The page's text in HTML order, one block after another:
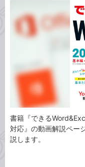
カ
テ
ゴ
リ
タ
グ
書籍『できる
対応』の動画解説ペー
説します。